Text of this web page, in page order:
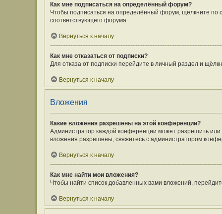
Как мне подписаться на определённый форум?
Чтобы подписаться на определённый форум, щёлкните по
соответствующего форума.
Вернуться к началу
Как мне отказаться от подписки?
Для отказа от подписки перейдите в личный раздел и
Вернуться к началу
Вложения
Какие вложения разрешены на этой конференции?
Администратор каждой конференции может разрешить
вложения разрешены, свяжитесь с администратором
Вернуться к началу
Как мне найти мои вложения?
Чтобы найти список добавленных вами вложений,
Вернуться к началу